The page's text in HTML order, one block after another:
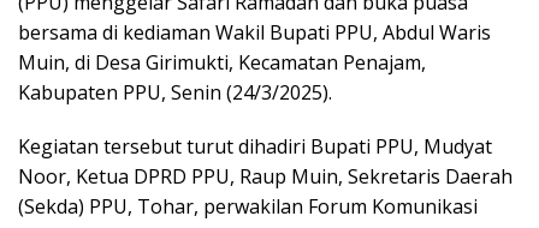
bersama di kediaman Wakil Bupati PPU, Abdul Waris
Muin, di Desa Girimukti, Kecamatan Penajam,
Kabupaten PPU, Senin (24/3/2025).
Kegiatan tersebut turut dihadiri Bupati PPU, Mudyat
Noor, Ketua DPRD PPU, Raup Muin, Sekretaris Daerah
(Sekda) PPU, Tohar, perwakilan Forum Komunikasi